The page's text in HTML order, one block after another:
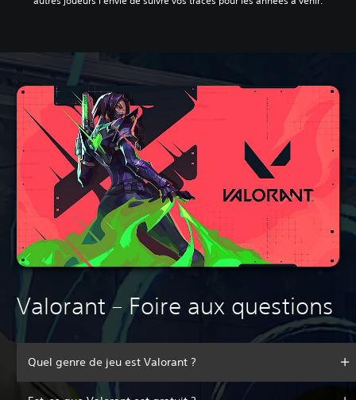
Valorant – Foire aux questions
Quel genre de jeu est Valorant ?